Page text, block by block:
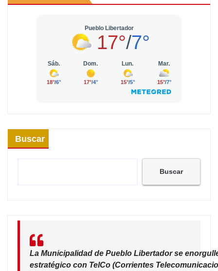
Buscar
Buscar
La Municipalidad de Pueblo Libertador se
estratégico con TelCo (Corrientes